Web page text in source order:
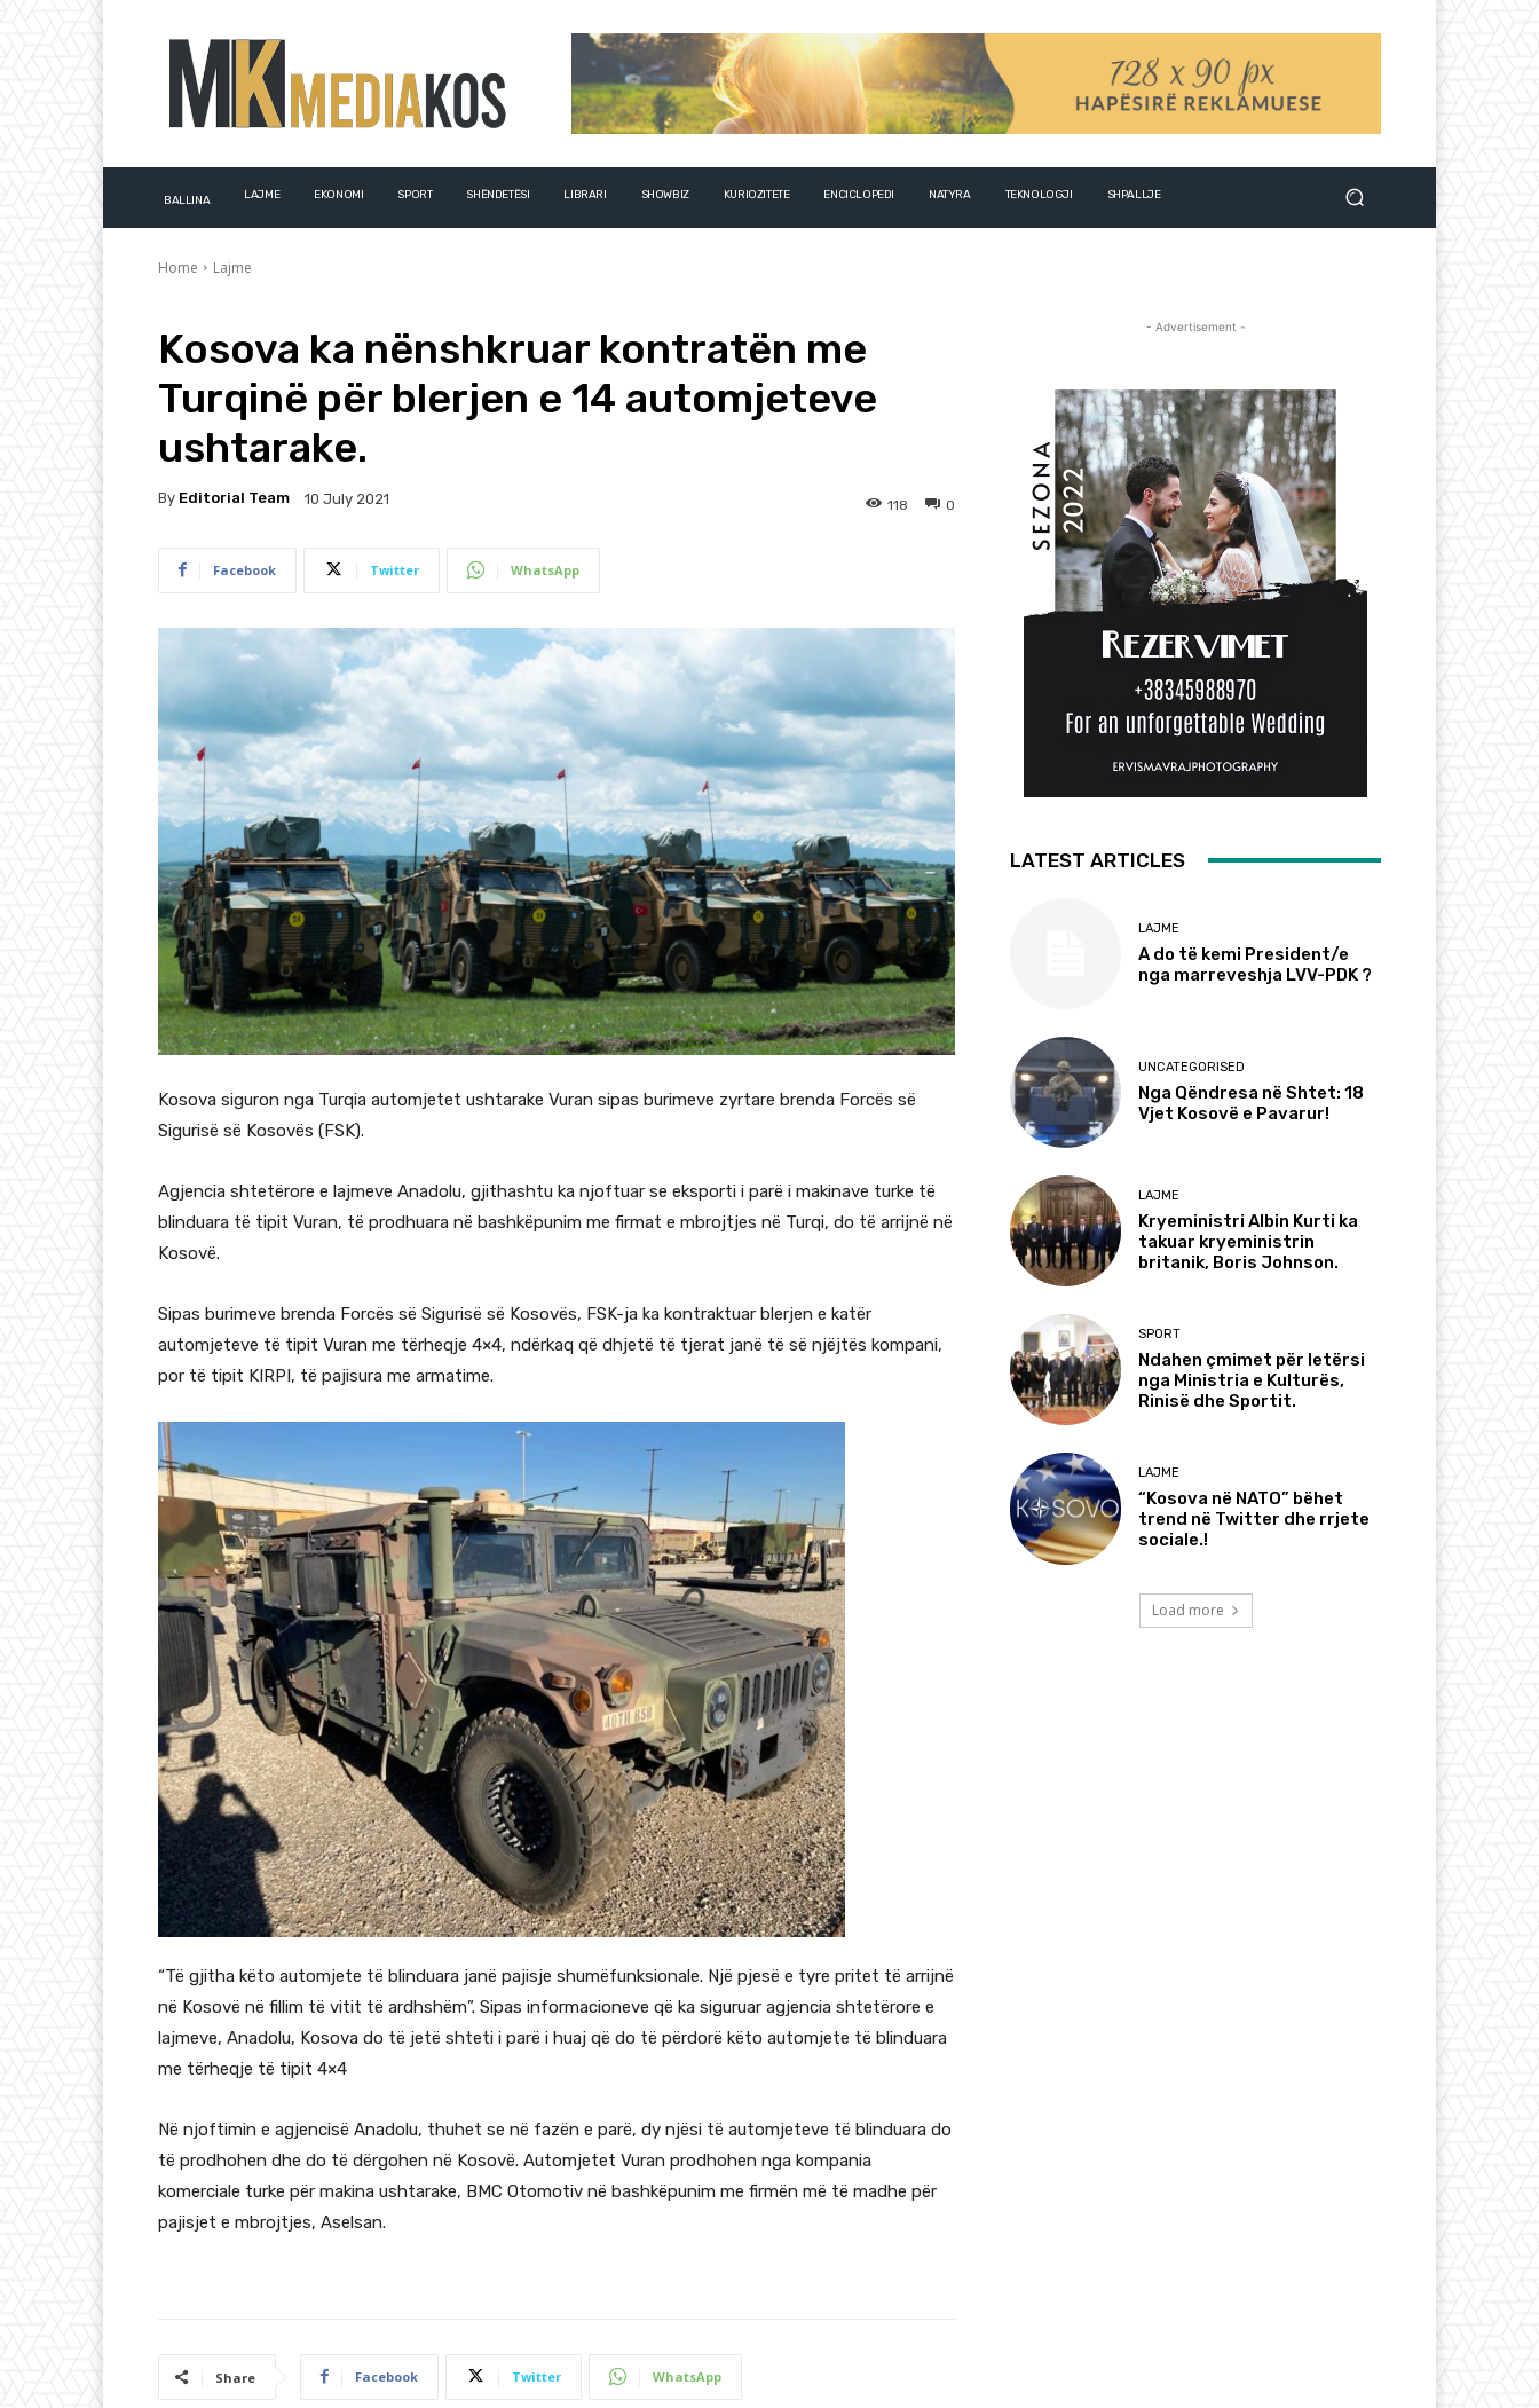
BALLINA LAJME EKONOMI SPORT SHËNDETËSI LIBRARI SHOWBIZ KURIOZITETE ENCICLOPEDI NATYRA TEKNOLOGJI SHPALLJE
Home Lajme
Kosova ka nënshkruar kontratën me
Turqinë për blerjen e 14 automjeteve
ushtarake.
By Editorial Team 10 July 2021 0
118
Facebook Twitter WhatsApp
Kosova siguron nga Turqia automjetet ushtarake Vuran sipas burimeve zyrtare brenda Forcës së
Sigurisë së Kosovës (FSK).
Agjencia shtetërore e lajmeve Anadolu, gjithashtu ka njoftuar se eksporti i parë i makinave turke të
blinduara të tipit Vuran, të prodhuara në bashkëpunim me firmat e mbrojtjes në Turqi, do të arrijnë në
Kosovë.
Sipas burimeve brenda Forcës së Sigurisë së Kosovës, FSK-ja ka kontraktuar blerjen e katër
automjeteve të tipit Vuran me tërheqje 4×4, ndërkaq që dhjetë të tjerat janë të së njëjtës kompani,
por të tipit KIRPI, të pajisura me armatime.
“Të gjitha këto automjete të blinduara janë pajisje shumëfunksionale. Një pjesë e tyre pritet të arrijnë
në Kosovë në fillim të vitit të ardhshëm”. Sipas informacioneve që ka siguruar agjencia shtetërore e
lajmeve, Anadolu, Kosova do të jetë shteti i parë i huaj që do të përdorë këto automjete të blinduara
me tërheqje të tipit 4×4
Në njoftimin e agjencisë Anadolu, thuhet se në fazën e parë, dy njësi të automjeteve të blinduara do
të prodhohen dhe do të dërgohen në Kosovë. Automjetet Vuran prodhohen nga kompania
komerciale turke për makina ushtarake, BMC Otomotiv në bashkëpunim me firmën më të madhe për
pajisjet e mbrojtjes, Aselsan.
Share Facebook Twitter WhatsApp
- Advertisement -
LATEST ARTICLES
LAJME
A do të kemi President/e
nga marreveshja LVV-PDK ?
UNCATEGORISED
Nga Qëndresa në Shtet: 18
Vjet Kosovë e Pavarur!
LAJME
Kryeministri Albin Kurti ka
takuar kryeministrin
britanik, Boris Johnson.
SPORT
Ndahen çmimet për letërsi
nga Ministria e Kulturës,
Rinisë dhe Sportit.
LAJME
“Kosova në NATO” bëhet
trend në Twitter dhe rrjete
sociale.!
Load more